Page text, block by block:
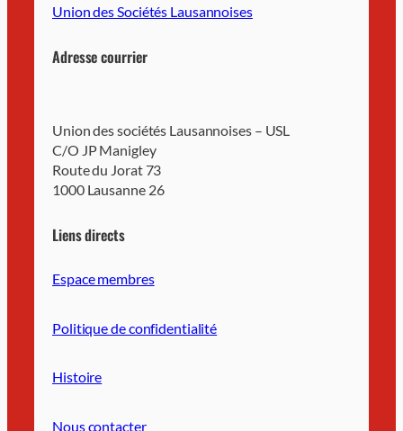
Union des Sociétés Lausannoises
Adresse courrier
Union des sociétés Lausannoises – USL
C/O JP Manigley
Route du Jorat 73
1000 Lausanne 26
Liens directs
Espace membres
Politique de confidentialité
Histoire
Nous contacter